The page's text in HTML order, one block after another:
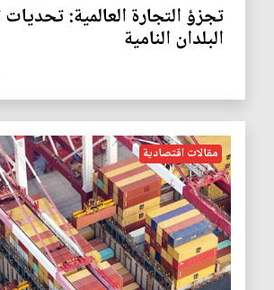
تجزؤ التجارة العالمية:
البلدان النامية
مقالات اقتصادية